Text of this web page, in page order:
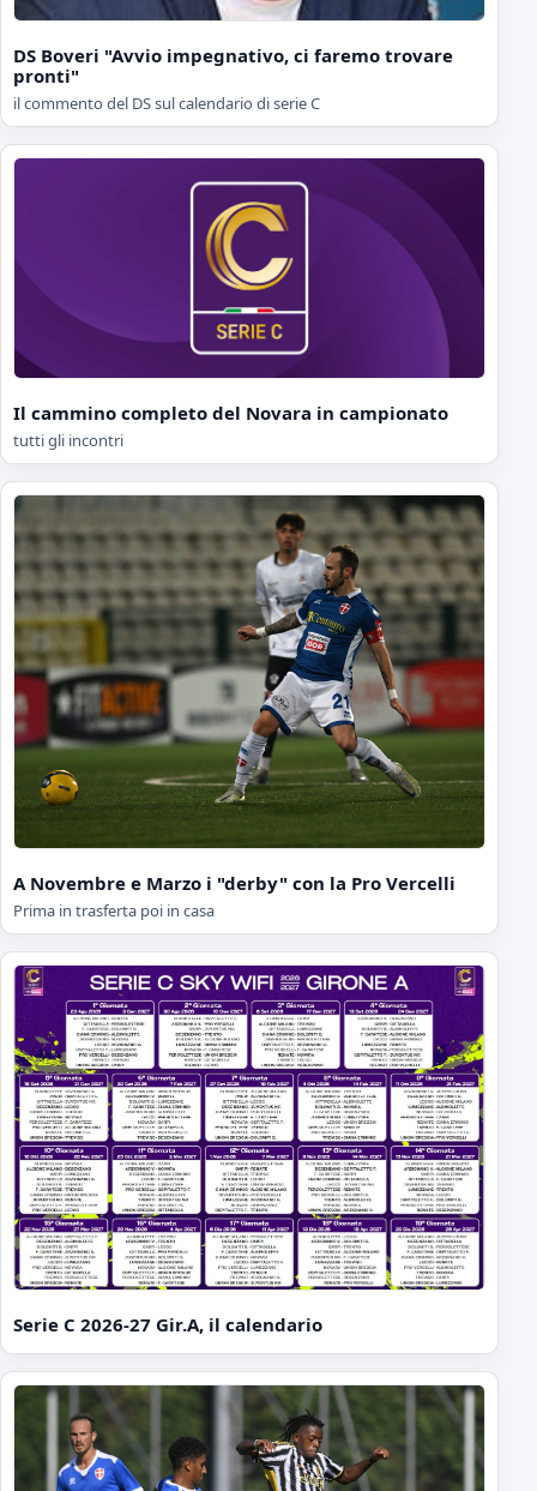
DS Boveri "Avvio impegnativo, ci faremo trovare
pronti"
il commento del DS sul calendario di serie C
Il cammino completo del Novara in campionato
tutti gli incontri
A Novembre e Marzo i "derby" con la Pro Vercelli
Prima in trasferta poi in casa
Serie C 2026-27 Gir.A, il calendario